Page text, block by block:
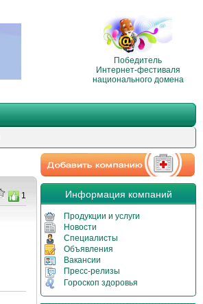
Победитель
Интернет-фестиваля
национального домена
1 Информация компаний
Продукции и услуги
Новости
Специалисты
Объявления
Вакансии
Пресс-релизы
Гороскоп здоровья